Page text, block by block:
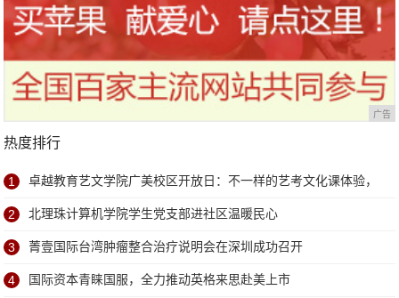
广告
热度排行
1 卓越教育艺文学院广美校区开放日：不一样的艺考文化课体验，
学位已告急
2 北理珠计算机学院学生党支部进社区温暖民心
3 菁壹国际台湾肿瘤整合治疗说明会在深圳成功召开
4 国际资本青睐国服，全力推动英格来思赴美上市